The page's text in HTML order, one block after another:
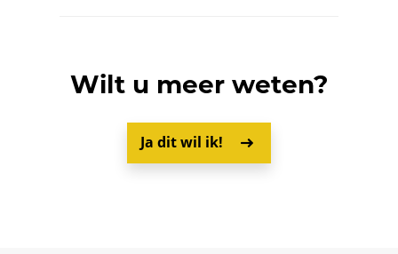
Wilt u meer weten?
Ja dit wil ik!